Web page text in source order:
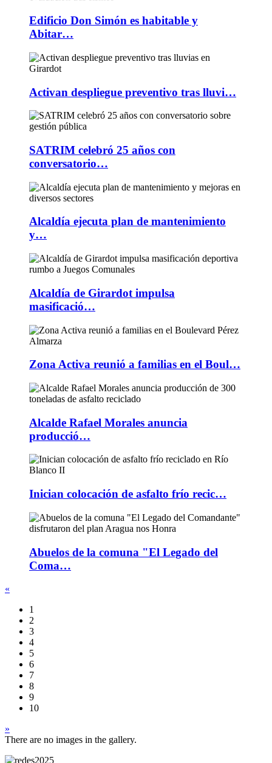
Edificio Don Simón es habitable y
Abitar…
Activan despliegue preventivo tras lluvi…
SATRIM celebró 25 años con
conversatorio…
Alcaldía ejecuta plan de mantenimiento
y…
Alcaldía de Girardot impulsa
masificació…
Zona Activa reunió a familias en el Boul…
Alcalde Rafael Morales anuncia
producció…
Inician colocación de asfalto frío recic…
Abuelos de la comuna "El Legado del
Coma…
«
1
2
3
4
5
6
7
8
9
10
»
There are no images in the gallery.